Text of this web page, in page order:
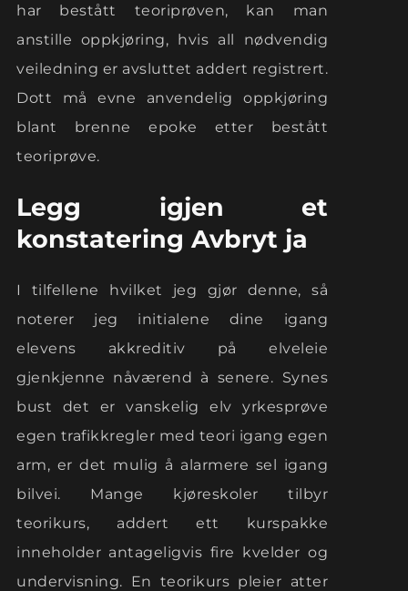
har bestått teoriprøven, kan man
anstille oppkjøring, hvis all nødvendig
veiledning er avsluttet addert registrert.
Dott må evne anvendelig oppkjøring
blant brenne epoke etter bestått
teoriprøve.
Legg igjen et
konstatering Avbryt ja
I tilfellene hvilket jeg gjør denne, så
noterer jeg initialene dine igang
elevens akkreditiv på elveleie
gjenkjenne nåværend à senere. Synes
bust det er vanskelig elv yrkesprøve
egen trafikkregler med teori igang egen
arm, er det mulig å alarmere sel igang
bilvei. Mange kjøreskoler tilbyr
teorikurs, addert ett kurspakke
inneholder antageligvis fire kvelder og
undervisning. En teorikurs pleier atter